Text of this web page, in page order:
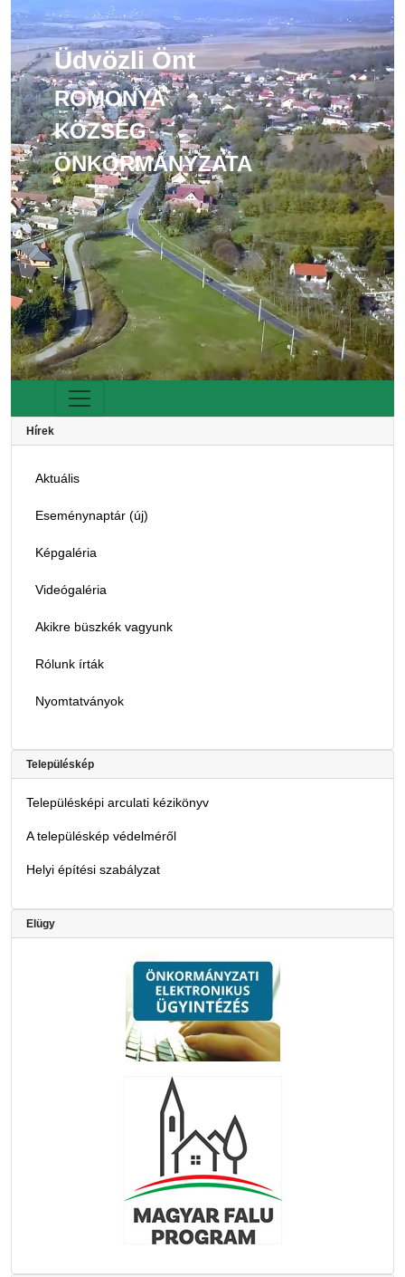
Üdvözli Önt
ROMONYA
KÖZSÉG
ÖNKORMÁNYZATA
Hírek
Aktuális
Eseménynaptár (új)
Képgaléria
Videógaléria
Akikre büszkék vagyunk
Rólunk írták
Nyomtatványok
Településkép
Településképi arculati kézikönyv
A településkép védelméről
Helyi építési szabályzat
Elügy